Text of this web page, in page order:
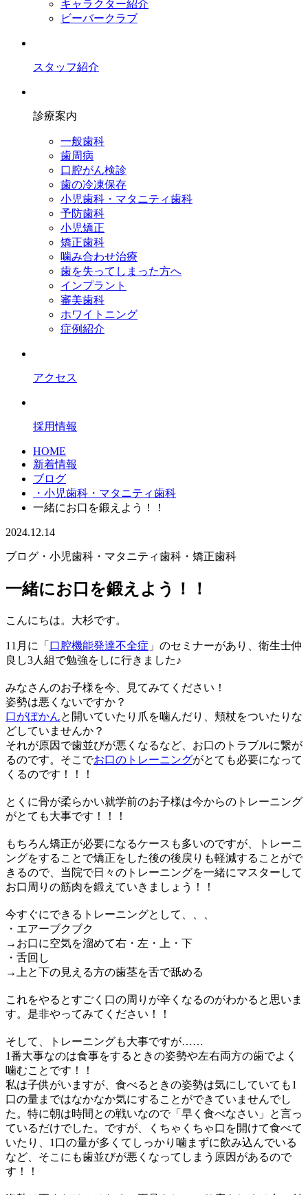
キャラクター紹介
ビーバークラブ
スタッフ紹介
診療案内
一般歯科
歯周病
口腔がん検診
歯の冷凍保存
小児歯科・マタニティ歯科
予防歯科
小児矯正
矯正歯科
噛み合わせ治療
歯を失ってしまった方へ
インプラント
審美歯科
ホワイトニング
症例紹介
アクセス
採用情報
HOME
新着情報
ブログ
・小児歯科・マタニティ歯科
一緒にお口を鍛えよう！！
2024.12.14
ブログ ・小児歯科・マタニティ歯科 ・矯正歯科
一緒にお口を鍛えよう！！
こんにちは。大杉です。
11 月に「 口腔機能発達不全症 」のセミナーがあり、衛生士仲
良し3人組で勉強をしに行きました♪
みなさんのお子様を今、見てみてください！
姿勢は悪くないですか？
口がぽかんと開いていたり爪を噛んだり、頬杖をついたりな
どしていませんか？
それが原因で歯並びが悪くなるなど、お口のトラブルに繋が
るのです。そこでお口のトレーニングがとても必要になって
くるのです！！！
とくに骨が柔らかい就学前のお子様は今からのトレーニング
がとても大事です！！！
もちろん矯正が必要になるケースも多いのですが、トレーニ
ングをすることで矯正をした後の後戻りも軽減することがで
きるので、当院で日々のトレーニングを一緒にマスターして
お口周りの筋肉を鍛えていきましょう！！
今すぐにできるトレーニングとして、、、
・エアーブクブク
→ お口に空気を溜めて右・左・上・下
・舌回し
→
上と下の見える方の歯茎を舌で舐める
これをやるとすごく口の周りが辛くなるのがわかると思いま
す。是非やってみてください！！
そして、トレーニングも大事ですが……
1番大事なのは食事をするときの姿勢や左右両方の歯でよく
噛むことです！！
私は子供がいますが、食べるときの姿勢は気にしていても1
口の量まではなかなか気にすることができていませんでし
た。特に朝は時間との戦いなので「早く食べなさい」と言っ
ているだけでした。ですが、くちゃくちゃ口を開けて食べて
いたり、 1 口の量が多くてしっかり噛まずに飲み込んでいる
など、そこにも歯並びが悪くなってしまう原因があるので
す！！